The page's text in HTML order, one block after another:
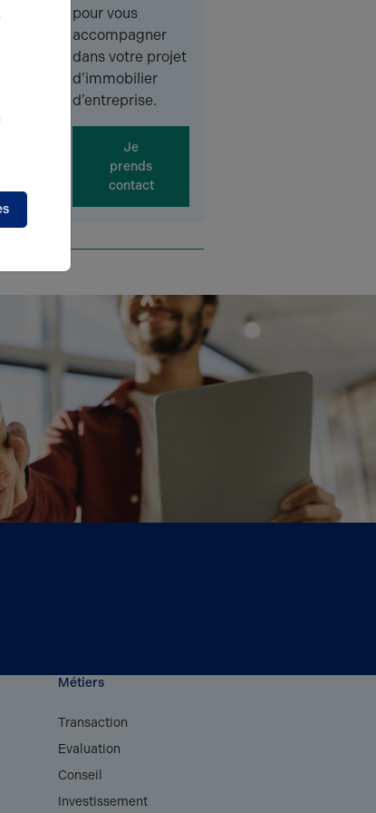
pour vous
accompagner
dans votre projet
d’immobilier
d’entreprise.
Je
prends
contact
Métiers
Transaction
Evaluation
Conseil
Investissement